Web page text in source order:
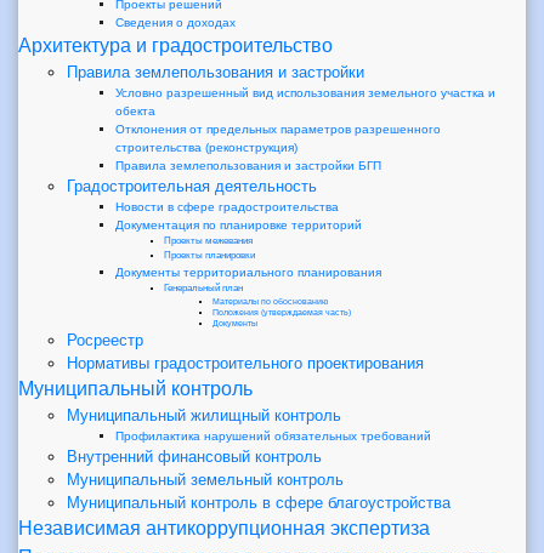
Проекты решений
Сведения о доходах
Архитектура и градостроительство
Правила землепользования и застройки
Условно разрешенный вид использования земельного участка и
обекта
Отклонения от предельных параметров разрешенного
строительства (реконструкция)
Правила землепользования и застройки БГП
Градостроительная деятельность
Новости в сфере градостроительства
Документация по планировке территорий
Проекты межевания
Проекты планировки
Документы территориального планирования
Генеральный план
Материалы по обоснованию
Положения (утверждаемая часть)
Документы
Росреестр
Нормативы градостроительного проектирования
Муниципальный контроль
Муниципальный жилищный контроль
Профилактика нарушений обязательных требований
Внутренний финансовый контроль
Муниципальный земельный контроль
Муниципальный контроль в сфере благоустройства
Независимая антикоррупционная экспертиза